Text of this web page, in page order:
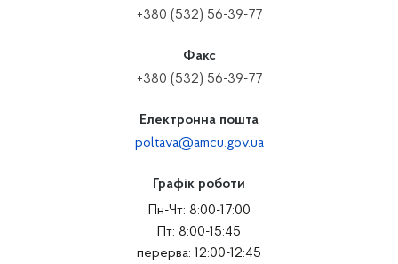
+380 (532) 56-39-77
Факс
+380 (532) 56-39-77
Електронна пошта
poltava@amcu.gov.ua
Графік роботи
Пн-Чт: 8:00-17:00
Пт: 8:00-15:45
перерва: 12:00-12:45